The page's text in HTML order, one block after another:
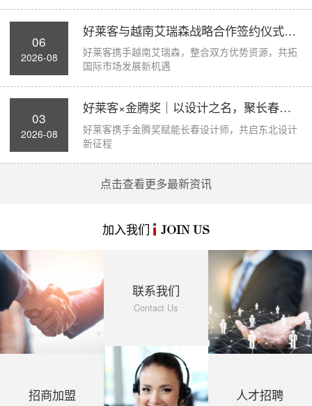
06
2026-08
好莱客与越南艾瑞森战略合作签约仪式圆满举...
好莱客携手越南艾瑞森，整合双方优势资源，共拓
国际市场发展新机遇
03
2026-08
好莱客×金腾奖｜以设计之名，聚长春力量，...
好莱客携手金腾奖赋能长春设计师，共启东北设计
新征程
点击查看更多最新资讯
加入我们 JOIN US
招商加盟
联系我们
Contact Us
人才招聘